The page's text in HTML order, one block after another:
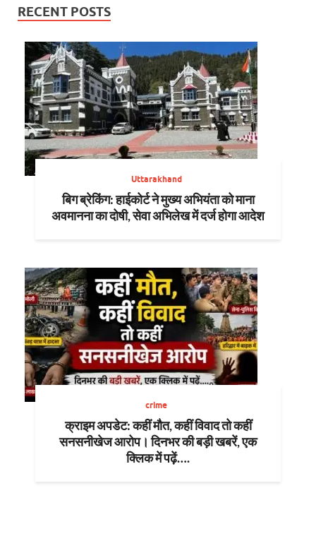
RECENT POSTS
Uttarakhand
बिग ब्रेकिंग: हाईकोर्ट ने मुख्य अभियंता को माना
अवमानना का दोषी, सेवा अभिलेख में दर्ज होगा आदेश
crime
क्राइम अपडेट: कहीं मौत, कहीं विवाद तो कहीं
सनसनीखेज आरोप। दिनभर की बड़ी खबरें, एक
क्लिक में पढ़ें….